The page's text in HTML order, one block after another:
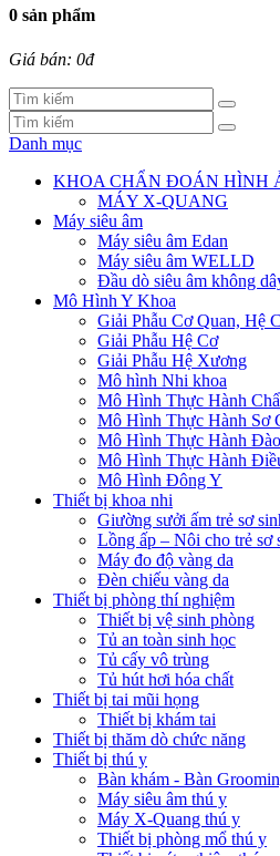
0 sản phẩm
Giá bán: 0đ
Danh mục
KHOA CHẨN ĐOÁN HÌNH
MÁY X-QUANG
Máy siêu âm
Máy siêu âm Edan
Máy siêu âm WELLD
Đầu dò siêu âm không
Mô Hình Y Khoa
Giải Phẫu Cơ Quan, Hệ
Giải Phẫu Hệ Cơ
Giải Phẫu Hệ Xương
Mô hình Nhi khoa
Mô Hình Thực Hành
Mô Hình Thực Hành Sơ
Mô Hình Thực Hành
Mô Hình Thực Hành
Mô Hình Đông Y
Thiết bị khoa nhi
Giường sưởi ấm trẻ sơ
Lồng ấp – Nôi cho trẻ sơ
Máy đo độ vàng da
Đèn chiếu vàng da
Thiết bị phòng thí nghiệm
Thiết bị vệ sinh phòng
Tủ an toàn sinh học
Tủ cấy vô trùng
Tủ hút hơi hóa chất
Thiết bị tai mũi họng
Thiết bị khám tai
Thiết bị thăm dò chức năng
Thiết bị thú y
Bàn khám - Bàn
Máy siêu âm thú y
Máy X-Quang thú y
Thiết bị phòng mổ thú y